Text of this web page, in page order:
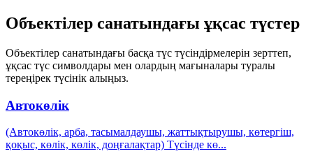
Объектілер санатындағы ұқсас түстер
Объектілер санатындағы басқа түс түсіндірмелерін зерттеп,
ұқсас түс символдары мен олардың мағыналары туралы
тереңірек түсінік алыңыз.
Автокөлік
(Автокөлік, арба, тасымалдаушы, жаттықтырушы, көтергіш,
қоқыс, көлік, көлік, доңғалақтар) Түсінде кө...